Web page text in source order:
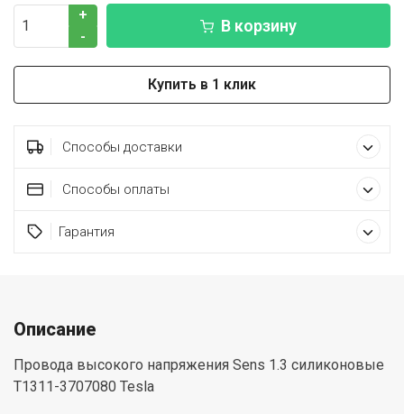
+
-
В корзину
Купить в 1 клик
Способы доставки
Способы оплаты
Гарантия
Описание
Провода высокого напряжения Sens 1.3 силиконовые
T1311-3707080 Tesla